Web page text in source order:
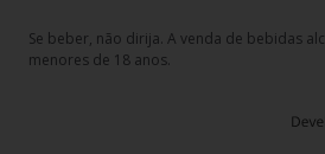
Se beber, não dirija. A venda de bebidas
menores de 18 anos.